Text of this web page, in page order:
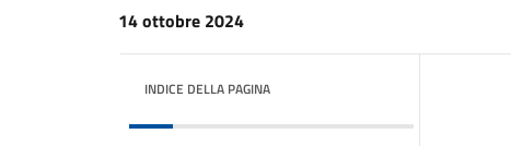
14 ottobre 2024
INDICE DELLA PAGINA